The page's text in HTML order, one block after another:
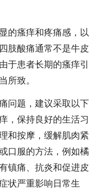
的瘙痒和疼痛感，以
肢酸痛通常不是牛皮
于患者长期的瘙痒引
所致。
问题，建议采取以下
，保持良好的生活习
和按摩，缓解肌肉紧
口服的方法，例如橘
镇痛、抗炎和促进皮
状严重影响日常生